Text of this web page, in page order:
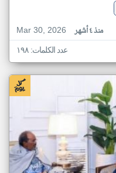
Mar 30, 2026
منذ ٤ أشهر
عدد الكلمات: ١٩٨